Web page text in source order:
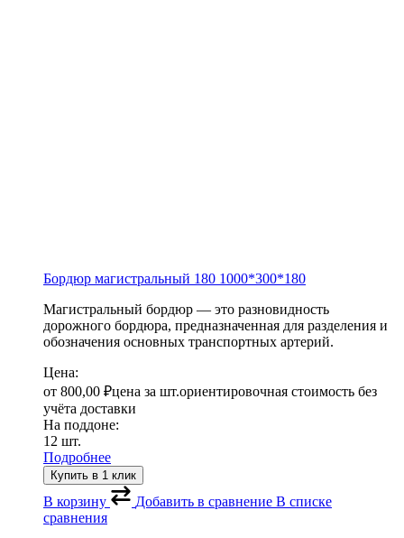
Бордюр магистральный 180 1000*300*180
Магистральный бордюр — это разновидность
дорожного бордюра, предназначенная для разделения и
обозначения основных транспортных артерий.
Цена:
от 800,00 ₽цена за шт.ориентировочная стоимость без
учёта доставки
На поддоне:
12 шт.
Подробнее
Купить в 1 клик
В корзину Добавить в сравнение В списке
сравнения